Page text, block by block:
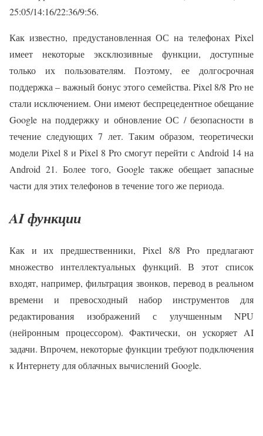
25:05/14:16/22:36/9:56.
Как известно, предустановленная ОС на телефонах Pixel
имеет некоторые эксклюзивные функции, доступные
только их пользователям. Поэтому, ее долгосрочная
поддержка – важный бонус этого семейства. Pixel 8/8 Pro не
стали исключением. Они имеют беспрецедентное обещание
Google на поддержку и обновление ОС / безопасности в
течение следующих 7 лет. Таким образом, теоретически
модели Pixel 8 и Pixel 8 Pro смогут перейти с Android 14 на
Android 21. Более того, Google также обещает запасные
части для этих телефонов в течение того же периода.
AI функции
Как и их предшественники, Pixel 8/8 Pro предлагают
множество интеллектуальных функций. В этот список
входят, например, фильтрация звонков, перевод в реальном
времени и превосходный набор инструментов для
редактирования изображений с улучшенным NPU
(нейронным процессором). Фактически, он ускоряет AI
задачи. Впрочем, некоторые функции требуют подключения
к Интернету для облачных вычислений Google.